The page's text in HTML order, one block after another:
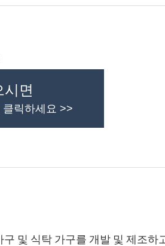
시면
릭하세요 >>
및 식탁 가구를 개발 및 제조하